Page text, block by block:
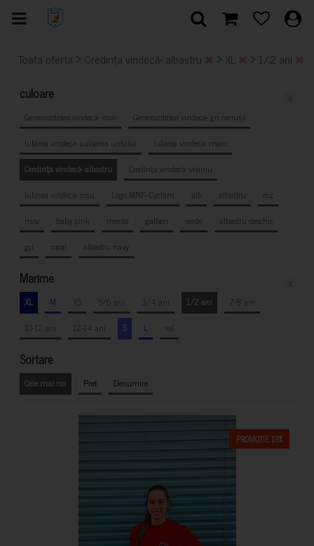
Toata oferta > Credința vindecă- albastru > XL > 1/2 ani
culoare
Generozitatea vindecă- mov
Generozitatea vindecă- gri cenușă
Iubirea vindecă- culoarea untului
Iubirea vindecă- maro
Credința vindecă- albastru
Credința vindecă- vișiniu
Iubirea vindecă- roșu
Logo MNF- Cyclam alb albastru
roz
mov
baby pink mentă galben verde
albastru deschis
gri
coral albastru navy
Marime
XL M XS 5/6 ani 3/4 ani 1/2 ani
7/8 ani
10-12 ani
12-14 ani S L xxl
Sortare
Cele mai noi Pret Denumire
PROMOTIE 13%